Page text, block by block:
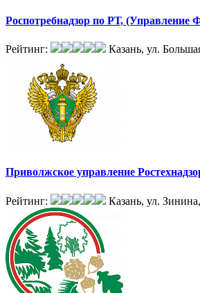
Роспотребнадзор по РТ, (Управление
Рейтинг: Казань, ул.
Приволжское управление
Рейтинг: Казань, ул.